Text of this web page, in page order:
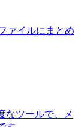
ァイルにまとめ
なツールで、メ